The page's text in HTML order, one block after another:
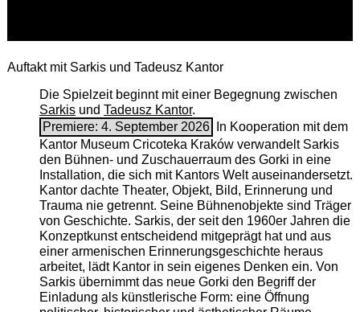
Auftakt mit Sarkis und Tadeusz Kantor
Die Spielzeit beginnt mit einer Begegnung zwischen
Sarkisund Tadeusz Kantor.
Premiere: 4. September 2026
In Kooperation mit dem
Kantor Museum Cricoteka Kraków verwandelt Sarkis
den Bühnen- und Zuschauerraum des Gorki in eine
Installation, die sich mit Kantors Welt auseinandersetzt.
Kantor dachte Theater, Objekt, Bild, Erinnerung und
Trauma nie getrennt. Seine Bühnenobjekte sind Träger
von Geschichte. Sarkis, der seit den 1960er Jahren die
Konzeptkunst entscheidend mitgeprägt hat und aus
einer armenischen ­Erinnerungsgeschichte heraus
arbeitet, lädt Kantor in sein eigenes Denken ein. Von
Sarkis übernimmt das neue Gorki den Begriff der
Einladung als künstlerische Form: eine Öffnung